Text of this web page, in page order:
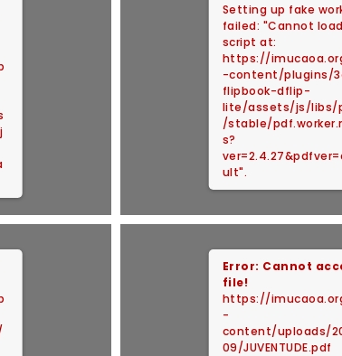
Setting up fake
failed: "Cannot load
script at:
https://
-content/plugins/
flipbook-dflip-
lite/assets/js/libs/
/stable/
s?
ult".
Error: Cannot
file!
https://
-
content/uploads/
09/JUVENTUDE.pdf